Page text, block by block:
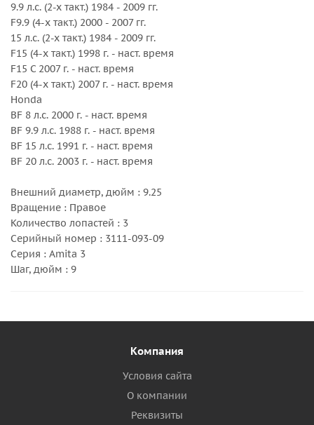
9.9 л.с. (2-х такт.) 1984 - 2009 гг.
F9.9 (4-х такт.) 2000 - 2007 гг.
15 л.с. (2-х такт.) 1984 - 2009 гг.
F15 (4-х такт.) 1998 г. - наст. время
F15 C 2007 г. - наст. время
F20 (4-х такт.) 2007 г. - наст. время
Honda
BF 8 л.с. 2000 г. - наст. время
BF 9.9 л.с. 1988 г. - наст. время
BF 15 л.с. 1991 г. - наст. время
BF 20 л.с. 2003 г. - наст. время
Внешний диаметр, дюйм : 9.25
Вращение : Правое
Количество лопастей : 3
Серийный номер : 3111-093-09
Серия : Amita 3
Шаг, дюйм : 9
Компания
Условия сайта
О компании
Реквизиты